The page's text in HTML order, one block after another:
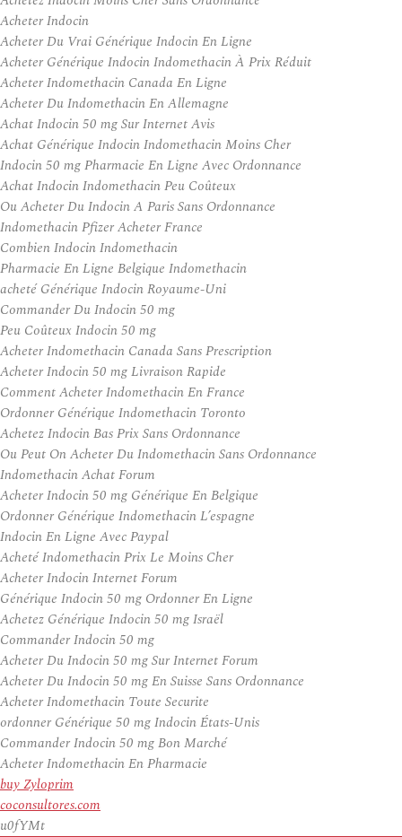
Acheter Indocin
Acheter Du Vrai Générique Indocin En Ligne
Acheter Générique Indocin Indomethacin À Prix Réduit
Acheter Indomethacin Canada En Ligne
Acheter Du Indomethacin En Allemagne
Achat Indocin 50 mg Sur Internet Avis
Achat Générique Indocin Indomethacin Moins Cher
Indocin 50 mg Pharmacie En Ligne Avec Ordonnance
Achat Indocin Indomethacin Peu Coûteux
Ou Acheter Du Indocin A Paris Sans Ordonnance
Indomethacin Pfizer Acheter France
Combien Indocin Indomethacin
Pharmacie En Ligne Belgique Indomethacin
acheté Générique Indocin Royaume-Uni
Commander Du Indocin 50 mg
Peu Coûteux Indocin 50 mg
Acheter Indomethacin Canada Sans Prescription
Acheter Indocin 50 mg Livraison Rapide
Comment Acheter Indomethacin En France
Ordonner Générique Indomethacin Toronto
Achetez Indocin Bas Prix Sans Ordonnance
Ou Peut On Acheter Du Indomethacin Sans Ordonnance
Indomethacin Achat Forum
Acheter Indocin 50 mg Générique En Belgique
Ordonner Générique Indomethacin L’espagne
Indocin En Ligne Avec Paypal
Acheté Indomethacin Prix Le Moins Cher
Acheter Indocin Internet Forum
Générique Indocin 50 mg Ordonner En Ligne
Achetez Générique Indocin 50 mg Israël
Commander Indocin 50 mg
Acheter Du Indocin 50 mg Sur Internet Forum
Acheter Du Indocin 50 mg En Suisse Sans Ordonnance
Acheter Indomethacin Toute Securite
ordonner Générique 50 mg Indocin États-Unis
Commander Indocin 50 mg Bon Marché
Acheter Indomethacin En Pharmacie
buy Zyloprim
coconsultores.com
u0fYMt